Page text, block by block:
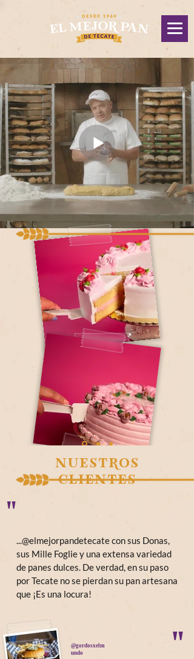
Lo más sabroso
nUESTROS
CLIENTES
"
...@elmejorpandetecate con sus Donas,
sus Mille Foglie y una extensa variedad
de panes dulces. De verdad, en su paso
por Tecate no se pierdan su pan artesana
que ¡Es una locura!
@gordosxelm
undo
"